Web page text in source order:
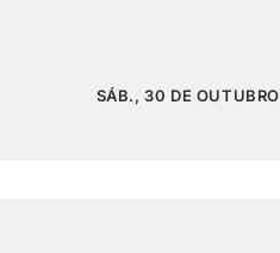
SÁB., 30 DE OUTUBRO